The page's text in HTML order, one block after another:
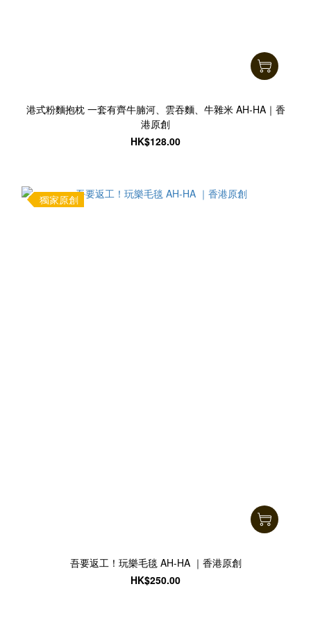
港式粉麵抱枕 一套有齊牛腩河、雲吞麵、牛雜米 AH-HA｜香
港原創
HK$128.00
獨家原創
吾要返工！玩樂毛毯 AH-HA ｜香港原創
HK$250.00